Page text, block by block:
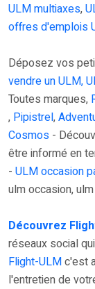
ULM multiaxes,
offres d'emplois
Déposez vos
vendre un ULM,
Toutes marques,
, Pipistrel,
Cosmos -
être informé en
- ULM occasion
ulm occasion,
Découvrez
réseaux social
Flight-ULMc'est
l'entretien de